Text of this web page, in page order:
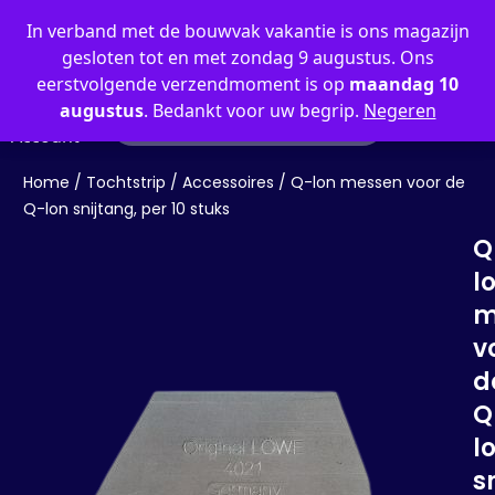
In verband met de bouwvak vakantie is ons magazijn
gesloten tot en met zondag 9 augustus. Ons
eerstvolgende verzendmoment is op maandag 10
augustus. Bedankt voor uw begrip. Negeren
Mijn
Account
Home / Tochtstrip / Accessoires / Q-lon messen voor de
Q-lon snijtang, per 10 stuks